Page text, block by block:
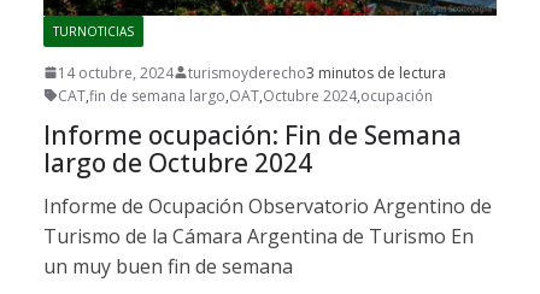
TURNOTICIAS
14 octubre, 2024 turismoyderecho3 minutos de lectura
CAT,fin de semana largo,OAT,Octubre 2024,ocupación
Informe ocupación: Fin de Semana
largo de Octubre 2024
Informe de Ocupación Observatorio Argentino de
Turismo de la Cámara Argentina de Turismo En
un muy buen fin de semana